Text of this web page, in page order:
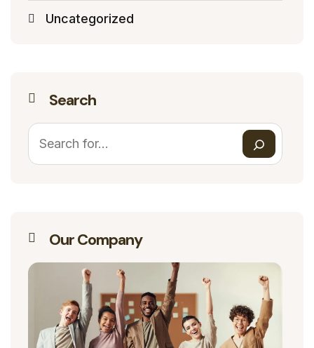
Uncategorized
Search
Our Company